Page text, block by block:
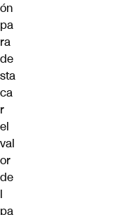
ón
pa
ra
de
sta
ca
r
el
val
or
de
l
pa